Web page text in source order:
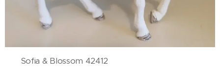
Sofia & Blossom 42412